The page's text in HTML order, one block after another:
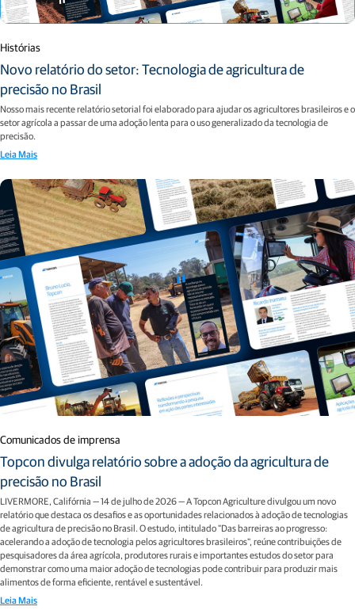
Histórias
Novo relatório do setor: Tecnologia de agricultura de
precisão no Brasil
Nosso mais recente relatório setorial foi elaborado para ajudar os agricultores brasileiros e o
setor agrícola a passar de uma adoção lenta para o uso generalizado da tecnologia de
precisão.
Leia Mais
Comunicados de imprensa
Topcon divulga relatório sobre a adoção da agricultura de
precisão no Brasil
LIVERMORE, Califórnia — 14 de julho de 2026 — A Topcon Agriculture divulgou um novo
relatório que destaca os desafios e as oportunidades relacionados à adoção de tecnologias
de agricultura de precisão no Brasil. O estudo, intitulado "Das barreiras ao progresso:
acelerando a adoção de tecnologia pelos agricultores brasileiros", reúne contribuições de
pesquisadores da área agrícola, produtores rurais e importantes estudos do setor para
demonstrar como uma maior adoção de tecnologias pode contribuir para produzir mais
alimentos de forma eficiente, rentável e sustentável.
Leia Mais